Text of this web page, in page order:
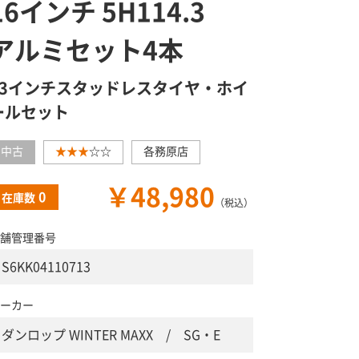
インチ 5H114.3
ルミセット4本
インチスタッドレスタイヤ・ホイ
ルセット
中古 ★★★☆☆ 各務原店
在庫数 0 ￥48,980 （税込）
管理番号
S6KK04110713
カー
ダンロップ WINTER MAXX / SG・E